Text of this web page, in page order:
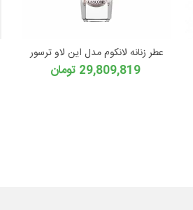
عطر زنانه لانکوم مدل این لاو ترسور
29,809,819 تومان